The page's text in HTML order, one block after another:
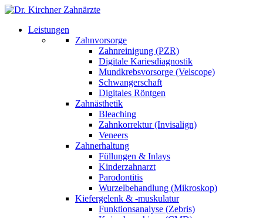
Leistungen
Zahnvorsorge
Zahnreinigung (PZR)
Digitale Kariesdiagnostik
Mundkrebsvorsorge (Velscope)
Schwangerschaft
Digitales Röntgen
Zahnästhetik
Bleaching
Zahnkorrektur (Invisalign)
Veneers
Zahnerhaltung
Füllungen & Inlays
Kinderzahnarzt
Parodontitis
Wurzelbehandlung (Mikroskop)
Kiefergelenk & -muskulatur
Funktionsanalyse (Zebris)